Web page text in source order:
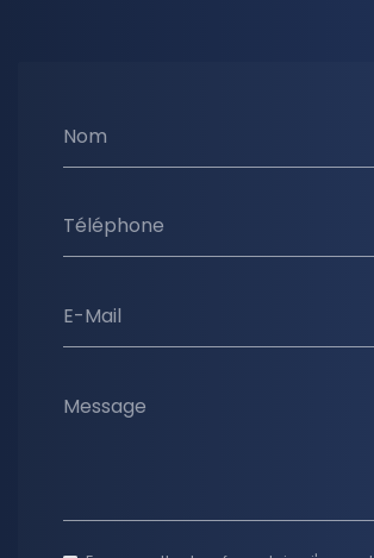
Nom
Téléphone
E-Mail
Message